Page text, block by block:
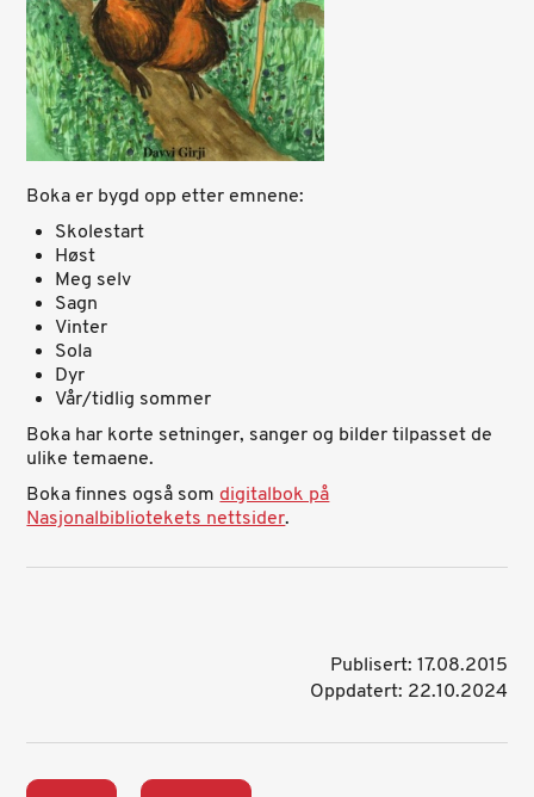
Boka er bygd opp etter emnene:
Skolestart
Høst
Meg selv
Sagn
Vinter
Sola
Dyr
Vår/tidlig sommer
Boka har korte setninger, sanger og bilder tilpasset de
ulike temaene.
Boka finnes også somdigitalbok på
Nasjonalbibliotekets nettsider.
Publisert: 17.08.2015
Oppdatert: 22.10.2024